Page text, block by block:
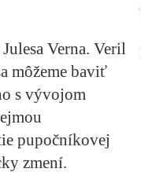
Verna. Veril
môžeme baviť
s vývojom
pupočníkovej
zmení.